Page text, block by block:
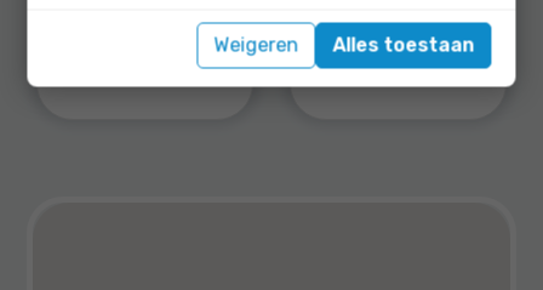
Weigeren Alles toestaan